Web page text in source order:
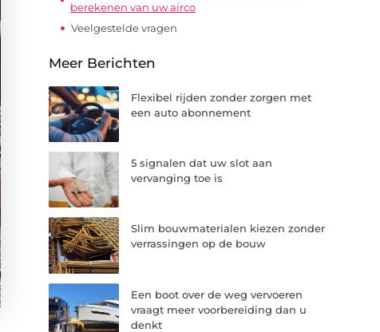
berekenen van uw airco
Veelgestelde vragen
Meer Berichten
Flexibel rijden zonder zorgen met
een auto abonnement
5 signalen dat uw slot aan
vervanging toe is
Slim bouwmaterialen kiezen zonder
verrassingen op de bouw
Een boot over de weg vervoeren
vraagt meer voorbereiding dan u
denkt